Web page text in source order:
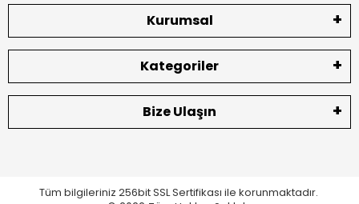
Kurumsal
Kategoriler
Bize Ulaşın
Tüm bilgileriniz 256bit SSL Sertifikası ile korunmaktadır.